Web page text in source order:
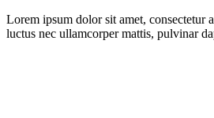
Lorem ipsum dolor sit amet, consectetur
luctus nec ullamcorper mattis, pulvinar